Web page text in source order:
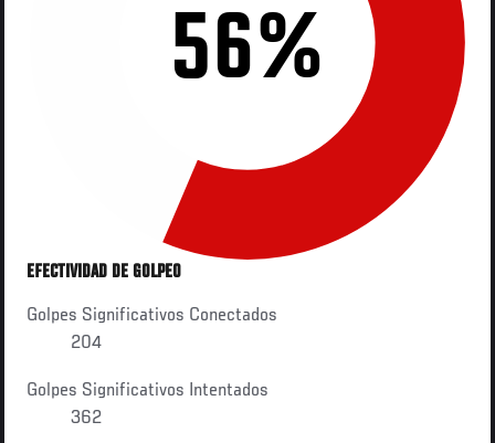
56%
EFECTIVIDAD DE GOLPEO
Golpes Significativos Conectados
204
Golpes Significativos Intentados
362